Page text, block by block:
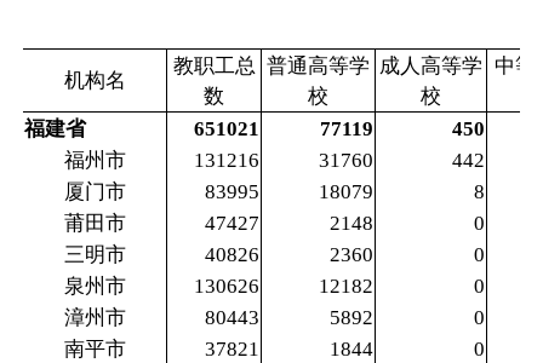
机构名
教职工总
数
普通高等学
校
成人高等学
校
中等
福建省
651021 77119
450
福州市
131216 31760
442
厦门市
83995 18079
8
莆田市
47427 2148
0
三明市
40826 2360
0
泉州市
130626 12182
0
漳州市
80443 5892
0
南平市
37821 1844
0